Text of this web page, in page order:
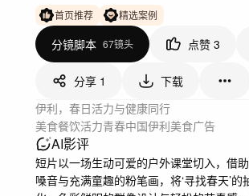
首页推荐
精选案例
分镜脚本 67镜头 点赞 3
分享 1
下载
伊利，春日活力与健康同行
美食餐饮活力青春中国伊利美食广告
AI影评
短片以一场生动可爱的户外课堂切入，借
嗓音与充满童趣的粉笔画，将‘寻找春天’的